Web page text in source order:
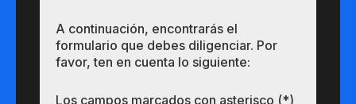
A continuación, encontrarás el
formulario que debes diligenciar. Por
favor, ten en cuenta lo siguiente:
Los campos marcados con asterisco (*)